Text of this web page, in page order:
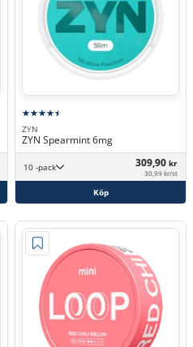
ZYN
ZYN Spearmint 6mg
10 -pack 309,90 kr
30,99 kr/st
Köp